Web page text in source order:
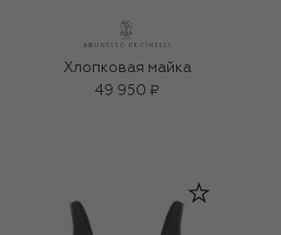
Хлопковая майка
49 950 ₽